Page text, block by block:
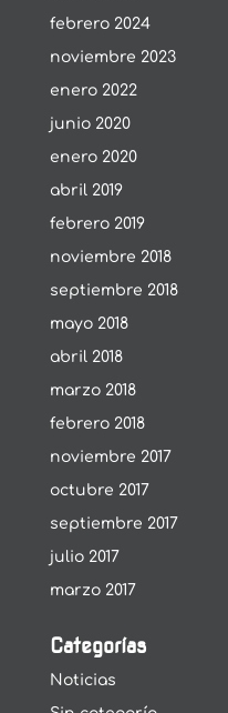
febrero 2024
noviembre 2023
enero 2022
junio 2020
enero 2020
abril 2019
febrero 2019
noviembre 2018
septiembre 2018
mayo 2018
abril 2018
marzo 2018
febrero 2018
noviembre 2017
octubre 2017
septiembre 2017
julio 2017
marzo 2017
Categorías
Noticias